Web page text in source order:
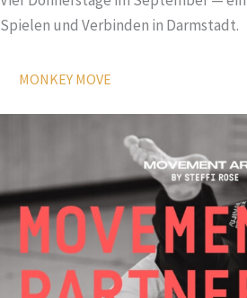
Spielen und Verbinden in Darmstadt.
MONKEY MOVE